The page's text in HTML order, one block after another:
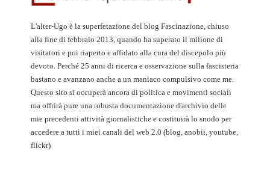
L'alter-Ugo è la superfetazione del blog Fascinazione, chiuso
alla fine di febbraio 2013, quando ha superato il milione di
visitatori e poi riaperto e affidato alla cura del discepolo più
devoto. Perché 25 anni di ricerca e osservazione sulla fascisteria
bastano e avanzano anche a un maniaco compulsivo come me.
Questo sito si occuperà ancora di politica e movimenti sociali
ma offrirà pure una robusta documentazione d'archivio delle
mie precedenti attività giornalistiche e costituirà lo snodo per
accedere a tutti i miei canali del web 2.0 (blog, anobii, youtube,
flickr)